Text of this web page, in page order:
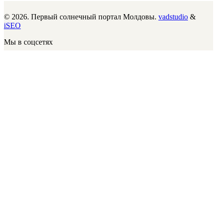
© 2026. Первый солнечный портал Молдовы. vadstudio &
iSEO
Мы в соцсетях